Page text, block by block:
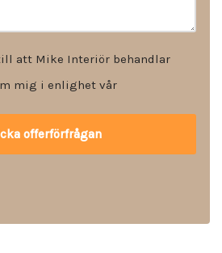
att Mike Interiör behandlar
mig i enlighet vår